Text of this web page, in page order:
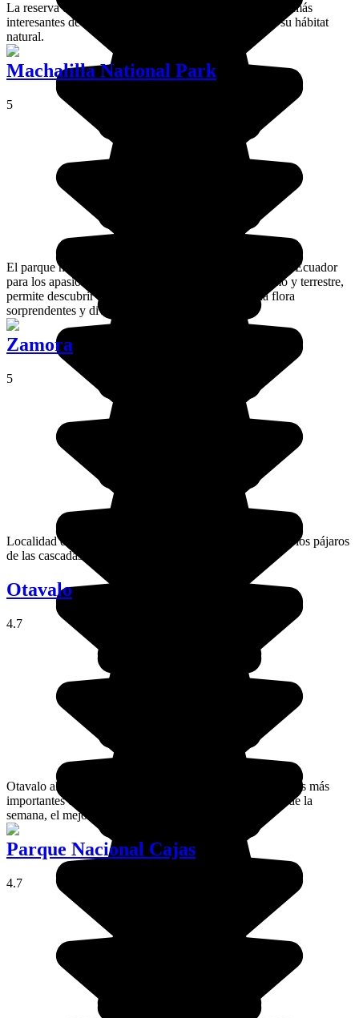
La reserva de Cuyabeno es uno de los parques naturales más
interesantes de Ecuador para observar los animales en su hábitat
natural.
Machalilla National Park
5
El parque national de Machalilla es un imprescindible en Ecuador
para los apasionados de la naturaleza. A la vez marítimo y terrestre,
permite descubrir una fauna (aves, ballenas...) y una flora
sorprendentes y diversificadas.
Zamora
5
Localidad del sur de Ecuador, apodada como la"tierra de los pájaros
de las cascadas"
Otavalo
4.7
Otavalo alberga el mayor mercado de Ecuador y uno de los más
importantes de Sudamérica. Aunque abre todos los días de la
semana, el mejor día para ir es el sábado.
Parque Nacional Cajas
4.7